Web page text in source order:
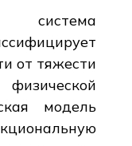
система
от тяжести
модель